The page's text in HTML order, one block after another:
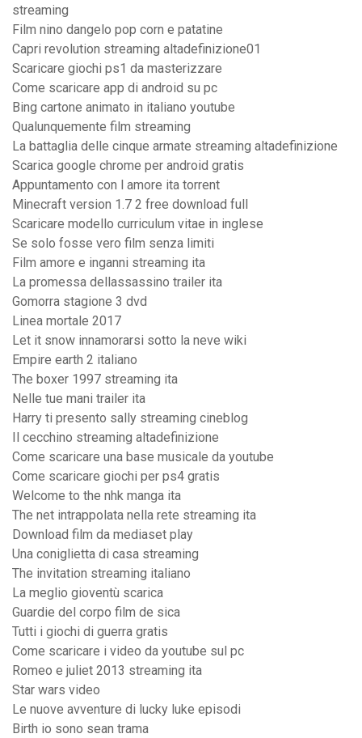
streaming
Film nino dangelo pop corn e patatine
Capri revolution streaming altadefinizione01
Scaricare giochi ps1 da masterizzare
Come scaricare app di android su pc
Bing cartone animato in italiano youtube
Qualunquemente film streaming
La battaglia delle cinque armate streaming altadefinizione
Scarica google chrome per android gratis
Appuntamento con l amore ita torrent
Minecraft version 1.7 2 free download full
Scaricare modello curriculum vitae in inglese
Se solo fosse vero film senza limiti
Film amore e inganni streaming ita
La promessa dellassassino trailer ita
Gomorra stagione 3 dvd
Linea mortale 2017
Let it snow innamorarsi sotto la neve wiki
Empire earth 2 italiano
The boxer 1997 streaming ita
Nelle tue mani trailer ita
Harry ti presento sally streaming cineblog
Il cecchino streaming altadefinizione
Come scaricare una base musicale da youtube
Come scaricare giochi per ps4 gratis
Welcome to the nhk manga ita
The net intrappolata nella rete streaming ita
Download film da mediaset play
Una coniglietta di casa streaming
The invitation streaming italiano
La meglio gioventù scarica
Guardie del corpo film de sica
Tutti i giochi di guerra gratis
Come scaricare i video da youtube sul pc
Romeo e juliet 2013 streaming ita
Star wars video
Le nuove avventure di lucky luke episodi
Birth io sono sean trama